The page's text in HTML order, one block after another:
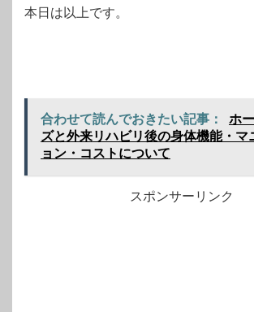
本日は以上です。
合わせて読んでおきたい記事：
ホ
ズと外来リハビリ後の身体機能・マ
ョン・コストについて
スポンサーリンク